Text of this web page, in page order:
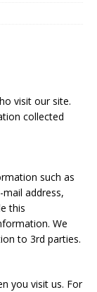
visit our site.
collected
such as
address,
this
We
to 3rd parties.
you visit us. For